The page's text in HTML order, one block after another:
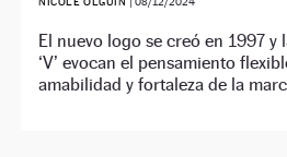
El nuevo logo se creó en 1997 y
‘V’ evocan el pensamiento
amabilidad y fortaleza de la